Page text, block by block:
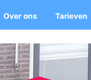
Over ons Tarieven